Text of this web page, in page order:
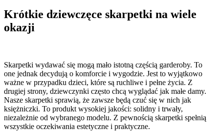
Krótkie dziewczęce skarpetki na wiele
okazji
Skarpetki wydawać się mogą mało istotną częścią garderoby. To
one jednak decydują o komforcie i wygodzie. Jest to wyjątkowo
ważne w przypadku dzieci, które są ruchliwe i pełne życia. Z
drugiej strony, dziewczynki często chcą wyglądać jak małe damy.
Nasze skarpetki sprawią, że zawsze będą czuć się w nich jak
księżniczki. To produkt wysokiej jakości: solidny i trwały,
niezależnie od wybranego modelu. Z pewnością skarpetki spełnią
wszystkie oczekiwania estetyczne i praktyczne.